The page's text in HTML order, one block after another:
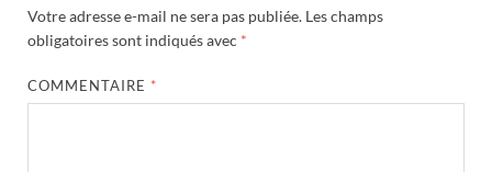
Votre adresse e-mail ne sera pas publiée. Les champs
obligatoires sont indiqués avec *
COMMENTAIRE *